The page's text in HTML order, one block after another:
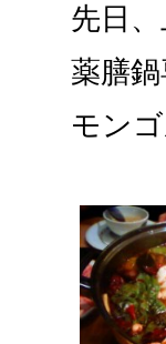
先日
薬膳
モン